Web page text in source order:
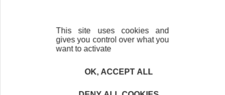
This site uses cookies and
gives you control over what you
want to activate
OK, ACCEPT ALL